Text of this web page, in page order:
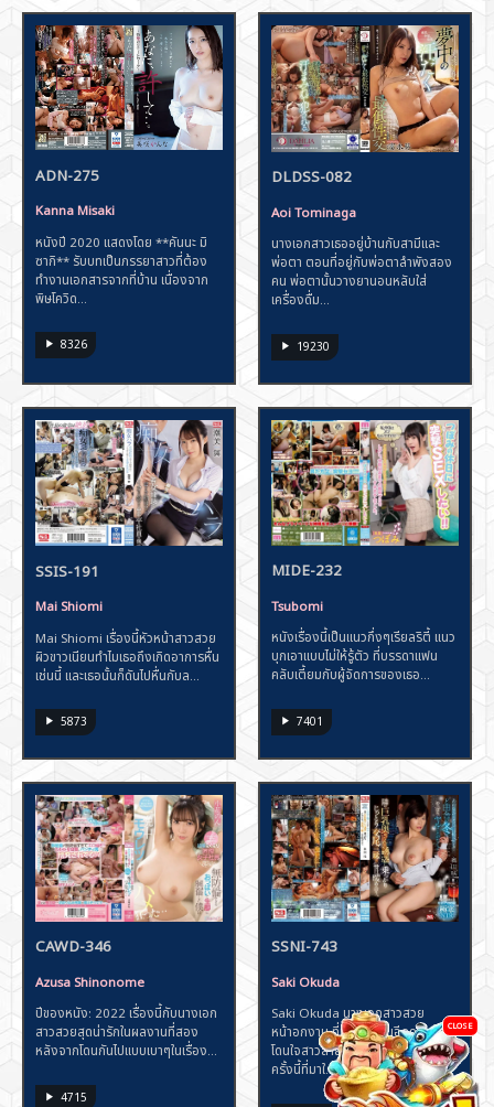
ADN-275
Kanna Misaki
หนังปี 2020 แสดงโดย **คันนะ มิ
ซากิ** รับบทเป็นภรรยาสาวที่ต้อง
ทำงานเอกสารจากที่บ้าน เนื่องจาก
พิษโควิด...
8326
DLDSS-082
Aoi Tominaga
นางเอกสาวเธออยู่บ้านกับสามีและ
พ่อตา ตอนที่อยู่กับพ่อตาลำพังสอง
คน พ่อตานั้นวางยานอนหลับใส่
เครื่องดื่ม...
19230
SSIS-191
Mai Shiomi
Mai Shiomi เรื่องนี้หัวหน้าสาวสวย
ผิวขาวเนียนทำไมเธอถึงเกิดอาการหื่น
เช่นนี้ และเธอนั้นก็ดันไปหื่นกับล...
5873
MIDE-232
Tsubomi
หนังเรื่องนี้เป็นแนวกึ่งๆเรียลริตี้ แนว
บุกเอาแบบไม่ให้รู้ตัว ที่บรรดาแฟน
คลับเตี้ยมกับผู้จัดการของเธอ...
7401
CAWD-346
Azusa Shinonome
ปีของหนัง: 2022 เรื่องนี้กับนางเอก
สาวสวยสุดน่ารักในผลงานที่สอง
หลังจากโดนกันไปแบบเบาๆในเรื่อง...
4715
SSNI-743
Saki Okuda
Saki Okuda นางเอกสาวสวย
หน้าอกงาม ที่เด็ดสาวนมอีกคน เด็ด
โดนใจสาวสายนมกันอย่างแน่นอน กับ
ครั้งนี้ที่มาใ...
CLOSE